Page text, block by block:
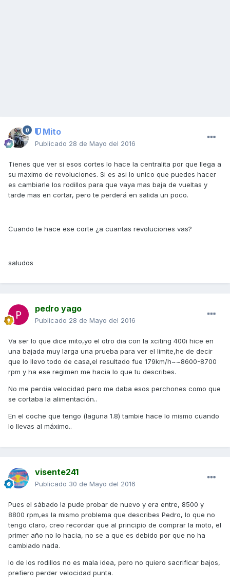
Mito
Publicado 28 de Mayo del 2016
Tienes que ver si esos cortes lo hace la centralita por que llega a
su maximo de revoluciones. Si es asi lo unico que puedes hacer
es cambiarle los rodillos para que vaya mas baja de vueltas y
tarde mas en cortar, pero te perderá en salida un poco.
Cuando te hace ese corte ¿a cuantas revoluciones vas?
saludos
pedro yago
Publicado 28 de Mayo del 2016
Va ser lo que dice mito,yo el otro dia con la xciting 400i hice en
una bajada muy larga una prueba para ver el limite,he de decir
que lo llevo todo de casa,el resultado fue 179km/h~~8600-8700
rpm y ha ese regimen me hacia lo que tu describes.
No me perdia velocidad pero me daba esos perchones como que
se cortaba la alimentación..
En el coche que tengo (laguna 1.8) tambie hace lo mismo cuando
lo llevas al máximo..
visente241
Publicado 30 de Mayo del 2016
Pues el sábado la pude probar de nuevo y era entre, 8500 y
8800 rpm,es la mismo problema que describes Pedro, lo que no
tengo claro, creo recordar que al principio de comprar la moto, el
primer año no lo hacia, no se a que es debido por que no ha
cambiado nada.
lo de los rodillos no es mala idea, pero no quiero sacrificar bajos,
prefiero perder velocidad punta.